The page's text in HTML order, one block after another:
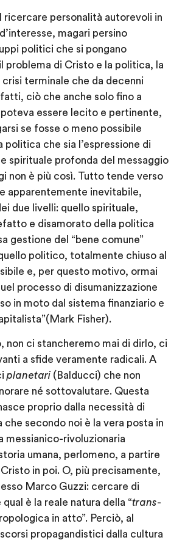
ricercare personalità autorevoli in
magari persino
politici che si pongano
problema di Cristo e la politica, la
crisi terminale che da decenni
ciò che anche solo fino a
poteva essere lecito e pertinente,
se fosse o meno possibile
politica che sia l’espressione di
spirituale profonda del messaggio
non è più così. Tutto tende verso
apparentemente inevitabile,
due livelli: quello spirituale,
e disamorato della politica
gestione del “bene comune”
politico, totalmente chiuso al
e, per questo motivo, ormai
processo di disumanizzazione
in moto dal sistema finanziario e
Fisher).
non ci stancheremo mai di dirlo, ci
a sfide veramente radicali. A
planetari(Balducci) che non
né sottovalutare. Questa
proprio dalla necessità di
che secondo noi è la vera posta in
messianico-rivoluzionaria
umana, perlomeno, a partire
in poi. O, più precisamente,
Marco Guzzi: cercare di
è la reale natura della “trans-
in atto”. Perciò, al
propagandistici dalla cultura